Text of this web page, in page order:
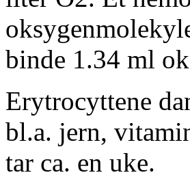
binde 1.34 ml
Erytrocyttene
bl.a. jern,
tar ca. en uke.